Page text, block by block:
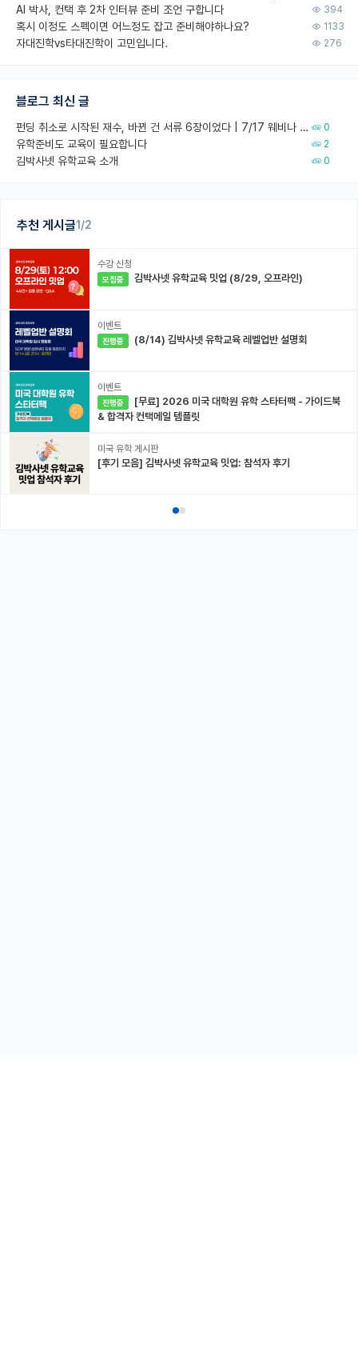
추천 게시글1/2
수강 신청
모집중 김박사넷 유학교육 밋업 (8/29, 오프라인)
이벤트
진행중 (8/14) 김박사넷 유학교육 레벨업반 설명회
이벤트
진행중
& 합격자 컨택메일 템플릿
미국 유학 게시판
[후기 모음] 김박사넷 유학교육 밋업: 참석자 후기
AI 박사, 컨택 후 2차 인터뷰 준비 조언 구합니다 394
혹시 이정도 스펙이면 어느정도 잡고 준비해야하나요? 1133
자대진학vs타대진학이 고민입니다. 276
블로그 최신 글
펀딩 취소로 시작된 재수, 바뀐 건 서류 6장이었다 | 7/17 웨비나 회고 0
유학준비도 교육이 필요합니다 2
김박사넷 유학교육 소개 0